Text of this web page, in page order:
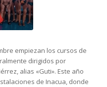
empiezan los cursos de
dirigidos por
alias «Guti». Este año
de Inacua, donde